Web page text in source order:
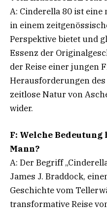
A: Cinderella 80 ist
in einem
Perspektive bietet und
Essenz der
der Reise einer jungen
Herausforderungen
zeitlose Natur von
wider.
F: Welche
Mann?
A: Der Begriff
James J. Braddock,
Geschichte vom
transformative Reise